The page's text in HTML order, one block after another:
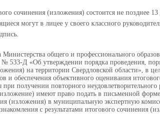
сочинения (изложения) состоится не позднее 13
могут в лицее у своего классного
общего и профессионального
№ 533-Д «Об утверждении порядка проведения,
на территории Свердловской области», в
и обеспечения объективного оценивания
получении повторного неудовлетворительного
имеют право подать в письменной
(изложения) в муниципальную экспертную
с результатами итогового сочинения